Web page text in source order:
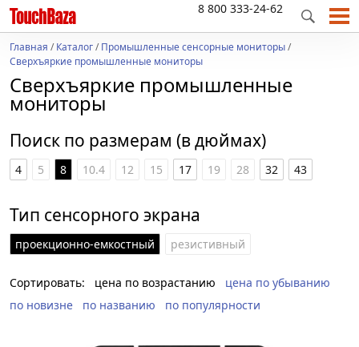
8 800 333-24-62
Главная /Каталог/Промышленные сенсорные мониторы/
Сверхъяркие промышленные мониторы
Сверхъяркие промышленные
мониторы
Поиск по размерам (в дюймах)
4 5 8 10.4 12 15 17 19 28 32 43
Тип сенсорного экрана
проекционно-емкостный резистивный
Сортировать: цена по возрастанию
цена по убыванию
по новизне
по названию по популярности